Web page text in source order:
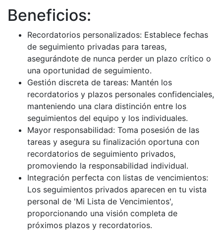
Beneficios:
Recordatorios personalizados: Establece fechas
de seguimiento privadas para tareas,
asegurándote de nunca perder un plazo crítico o
una oportunidad de seguimiento.
Gestión discreta de tareas: Mantén los
recordatorios y plazos personales confidenciales,
manteniendo una clara distinción entre los
seguimientos del equipo y los individuales.
Mayor responsabilidad: Toma posesión de las
tareas y asegura su finalización oportuna con
recordatorios de seguimiento privados,
promoviendo la responsabilidad individual.
Integración perfecta con listas de vencimientos:
Los seguimientos privados aparecen en tu vista
personal de 'Mi Lista de Vencimientos',
proporcionando una visión completa de
próximos plazos y recordatorios.